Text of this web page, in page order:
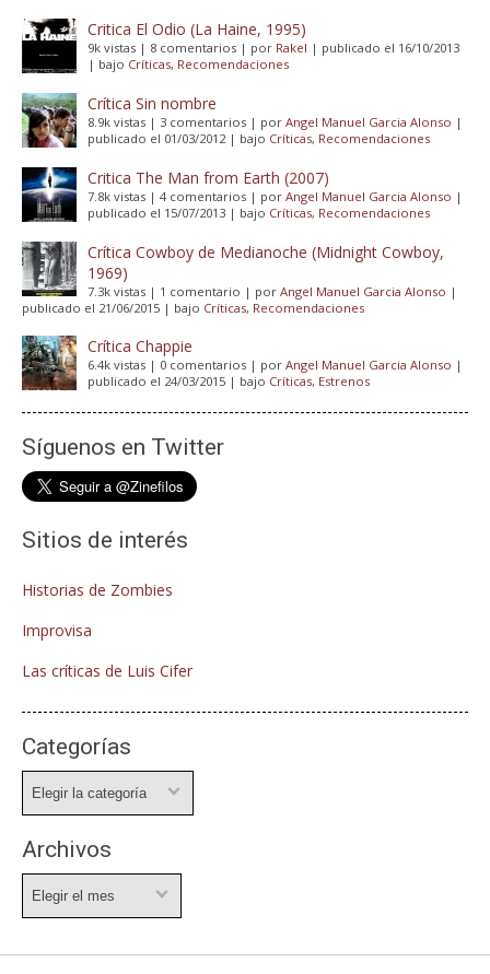
Critica El Odio (La Haine, 1995)
9k vistas | 8 comentarios | por Rakel | publicado el 16/10/2013
| bajo Críticas, Recomendaciones
Crítica Sin nombre
8.9k vistas | 3 comentarios | por Angel Manuel Garcia Alonso |
publicado el 01/03/2012| bajo Críticas, Recomendaciones
Critica The Man from Earth (2007)
7.8k vistas | 4 comentarios | por Angel Manuel Garcia Alonso |
publicado el 15/07/2013 | bajo Críticas, Recomendaciones
Crítica Cowboy de Medianoche (Midnight Cowboy,
1969)
7.3k vistas | 1 comentario | por Angel Manuel Garcia Alonso |
publicado el 21/06/2015 | bajo Críticas, Recomendaciones
Crítica Chappie
6.4k vistas | 0 comentarios | por Angel Manuel Garcia Alonso |
publicado el 24/03/2015 | bajo Críticas, Estrenos
Síguenos en Twitter
Sitios de interés
Historias de Zombies
Improvisa
Las críticas de Luis Cifer
Categorías
Archivos